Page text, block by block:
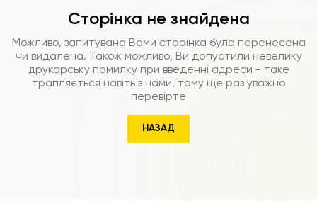
Сторінка не знайдена
Можливо, запитувана Вами сторінка була перенесена
чи видалена. Також можливо, Ви допустили невелику
друкарську помилку при введенні адреси - таке
трапляється навіть з нами, тому ще раз уважно
перевірте
НАЗАД